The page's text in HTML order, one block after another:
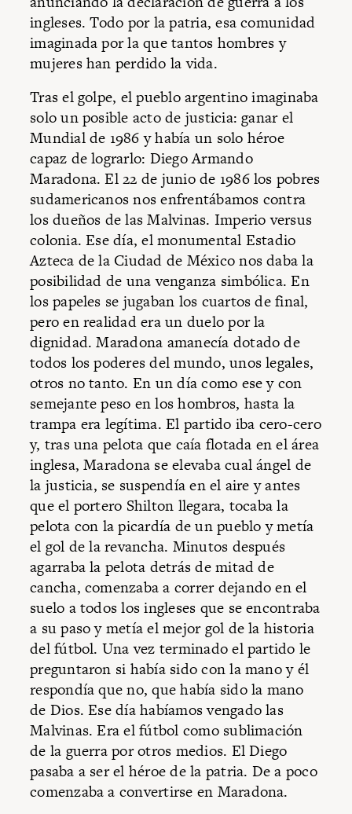
ingleses. Todo por la patria, esa comunidad
imaginada por la que tantos hombres y
mujeres han perdido la vida.
Tras el golpe, el pueblo argentino imaginaba
solo un posible acto de justicia: ganar el
Mundial de 1986 y había un solo héroe
capaz de lograrlo: Diego Armando
Maradona. El 22 de junio de 1986 los pobres
sudamericanos nos enfrentábamos contra
los dueños de las Malvinas. Imperio versus
colonia. Ese día, el monumental Estadio
Azteca de la Ciudad de México nos daba la
posibilidad de una venganza simbólica. En
los papeles se jugaban los cuartos de final,
pero en realidad era un duelo por la
dignidad. Maradona amanecía dotado de
todos los poderes del mundo, unos legales,
otros no tanto. En un día como ese y con
semejante peso en los hombros, hasta la
trampa era legítima. El partido iba cero-cero
y, tras una pelota que caía flotada en el área
inglesa, Maradona se elevaba cual ángel de
la justicia, se suspendía en el aire y antes
que el portero Shilton llegara, tocaba la
pelota con la picardía de un pueblo y metía
el gol de la revancha. Minutos después
agarraba la pelota detrás de mitad de
cancha, comenzaba a correr dejando en el
suelo a todos los ingleses que se encontraba
a su paso y metía el mejor gol de la historia
del fútbol. Una vez terminado el partido le
preguntaron si había sido con la mano y él
respondía que no, que había sido la mano
de Dios. Ese día habíamos vengado las
Malvinas. Era el fútbol como sublimación
de la guerra por otros medios. El Diego
pasaba a ser el héroe de la patria. De a poco
comenzaba a convertirse en Maradona.